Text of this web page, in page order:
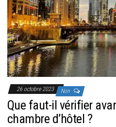
26 octobre 2023 Non
Que faut-il vérifier
chambre d’hôtel ?